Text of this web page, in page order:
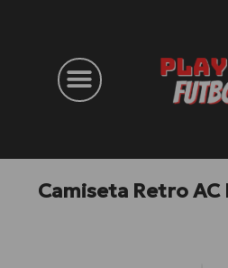
Camiseta Retro